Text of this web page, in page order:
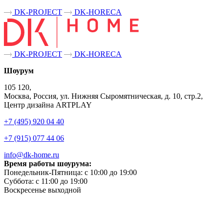
DK-PROJECT
DK-HORECA
DK-PROJECT
DK-HORECA
Шоурум
105 120,
Москва, Россия, ул. Нижняя Сыромятническая, д. 10, стр.2,
Центр дизайна ARTPLAY
+7 (495) 920 04 40
+7 (915) 077 44 06
info@dk-home.ru
Время работы шоурума:
Понедельник-Пятница: c 10:00 до 19:00
Суббота: c 11:00 до 19:00
Воскресенье выходной